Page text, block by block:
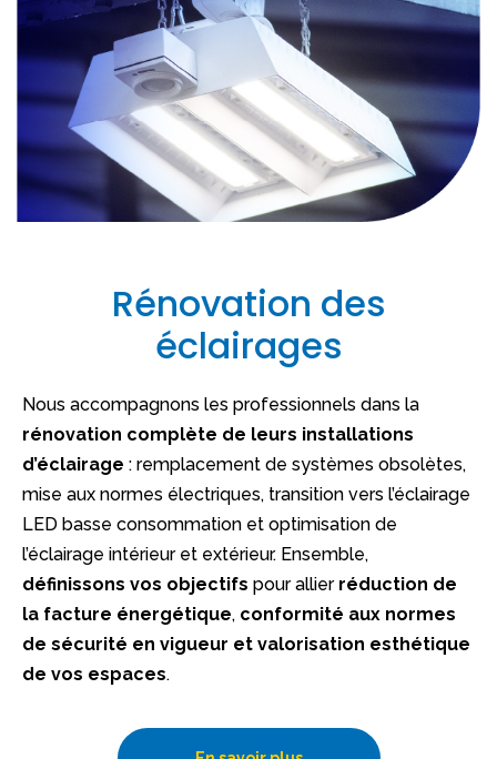
Rénovation des
éclairages
Nous accompagnons les professionnels dans la
rénovation complète de leurs installations
d’éclairage : remplacement de systèmes obsolètes,
mise aux normes électriques, transition vers l’éclairage
LED basse consommation et optimisation de
l’éclairage intérieur et extérieur. Ensemble,
définissons vos objectifs pour allier réduction de
la facture énergétique, conformité aux normes
de sécurité en vigueur et valorisation esthétique
de vos espaces.